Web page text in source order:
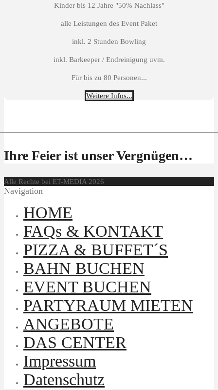
Kinder bis 12 Jahre "50% Nachlass"
alle Leistungen des Event Paket
inkl. 2 Stunden Bowling
inkl. Barkeeper / Endreinigung uvm.
Für bis zu 80 Personen...
Weitere Infos...
Ihre Feier ist unser Vergnügen…
Alle Rechte bei ET-MEDIA 2026
Navigation
HOME
FAQs & KONTAKT
PIZZA & BUFFET´S
BAHN BUCHEN
EVENT BUCHEN
PARTYRAUM MIETEN
ANGEBOTE
DAS CENTER
Impressum
Datenschutz